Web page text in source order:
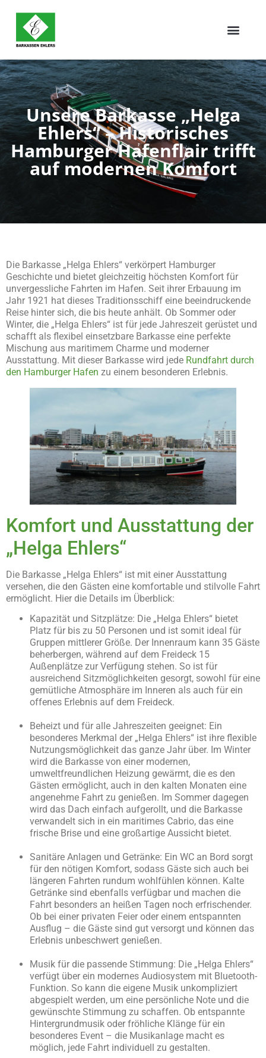
Unsere Barkasse „Helga
Ehlers“ – Historisches
Hamburger Hafenflair trifft
auf modernen Komfort
Die Barkasse „Helga Ehlers“ verkörpert Hamburger
Geschichte und bietet gleichzeitig höchsten Komfort für
unvergessliche Fahrten im Hafen. Seit ihrer Erbauung im
Jahr 1921 hat dieses Traditionsschiff eine beeindruckende
Reise hinter sich, die bis heute anhält. Ob Sommer oder
Winter, die „Helga Ehlers“ ist für jede Jahreszeit gerüstet und
schafft als flexibel einsetzbare Barkasse eine perfekte
Mischung aus maritimem Charme und moderner
Ausstattung. Mit dieser Barkasse wird jede Rundfahrt durch
den Hamburger Hafen zu einem besonderen Erlebnis.
Komfort und Ausstattung der
„Helga Ehlers“
Die Barkasse „Helga Ehlers“ ist mit einer Ausstattung
versehen, die den Gästen eine komfortable und stilvolle Fahrt
ermöglicht. Hier die Details im Überblick:
Kapazität und Sitzplätze: Die „Helga Ehlers“ bietet
Platz für bis zu 50 Personen und ist somit ideal für
Gruppen mittlerer Größe. Der Innenraum kann 35 Gäste
beherbergen, während auf dem Freideck 15
Außenplätze zur Verfügung stehen. So ist für
ausreichend Sitzmöglichkeiten gesorgt, sowohl für eine
gemütliche Atmosphäre im Inneren als auch für ein
offenes Erlebnis auf dem Freideck.
Beheizt und für alle Jahreszeiten geeignet: Ein
besonderes Merkmal der „Helga Ehlers“ ist ihre flexible
Nutzungsmöglichkeit das ganze Jahr über. Im Winter
wird die Barkasse von einer modernen,
umweltfreundlichen Heizung gewärmt, die es den
Gästen ermöglicht, auch in den kalten Monaten eine
angenehme Fahrt zu genießen. Im Sommer dagegen
wird das Dach einfach aufgerollt, und die Barkasse
verwandelt sich in ein maritimes Cabrio, das eine
frische Brise und eine großartige Aussicht bietet.
Sanitäre Anlagen und Getränke: Ein WC an Bord sorgt
für den nötigen Komfort, sodass Gäste sich auch bei
längeren Fahrten rundum wohlfühlen können. Kalte
Getränke sind ebenfalls verfügbar und machen die
Fahrt besonders an heißen Tagen noch erfrischender.
Ob bei einer privaten Feier oder einem entspannten
Ausflug – die Gäste sind gut versorgt und können das
Erlebnis unbeschwert genießen.
Musik für die passende Stimmung: Die „Helga Ehlers“
verfügt über ein modernes Audiosystem mit Bluetooth-
Funktion. So kann die eigene Musik unkompliziert
abgespielt werden, um eine persönliche Note und die
gewünschte Stimmung zu schaffen. Ob entspannte
Hintergrundmusik oder fröhliche Klänge für ein
besonderes Event – die Musikanlage macht es
möglich, jede Fahrt individuell zu gestalten.